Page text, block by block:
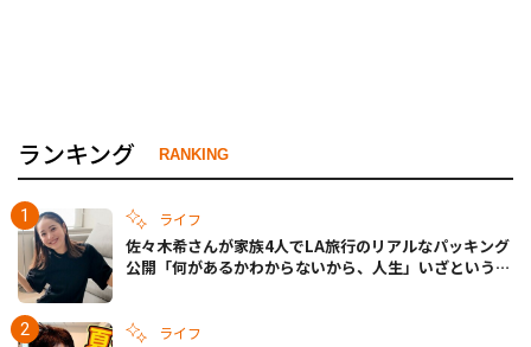
ランキング RANKING
ライフ
佐々木希さんが家族4人でLA旅行のリアルなパッキング
公開「何があるかわからないから、人生」いざというと
ライフ